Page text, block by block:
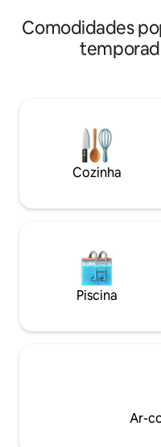
poder relajarte después
jornada. Gracias a la ubicación céntrica
de este alojamiento, tú y
Todo ventanales y con el
madera abuhardillado, la
raudales, creando un
que la sensación de paz es
espacio de salón con
congelador, microondas,
eléctrica, tostador,
cafetera eléctrica,
plancha y tendedero. Una amplia terraza
espacio para sentarse
En este apartamento
grandes ventanas, una de
maravillosas vistas al
Comodidades
Cozinha
Piscina
Ar-